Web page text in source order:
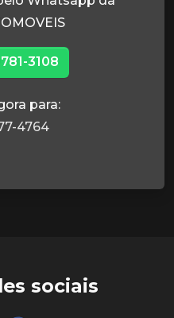
3108
para:
4764
sociais